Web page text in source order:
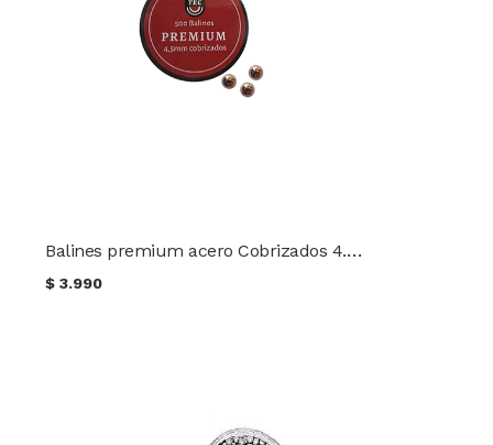
Balines premium acero Cobrizados 4.5mm TEC 500 unidades
$3.990